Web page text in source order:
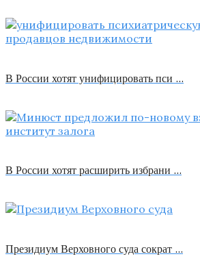
В России хотят унифицировать пси …
В России хотят расширить избрани …
Президиум Верховного суда сократ …